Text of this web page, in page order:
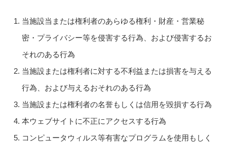
当施設当または権利者のあらゆる権利・財産・営業秘
密・プライバシー等を侵害する行為、および侵害するお
それのある行為
当施設または権利者に対する不利益または損害を与える
行為、および与えるおそれのある行為
当施設または権利者の名誉もしくは信用を毀損する行為
本ウェブサイトに不正にアクセスする行為
コンピュータウィルス等有害なプログラムを使用もしく